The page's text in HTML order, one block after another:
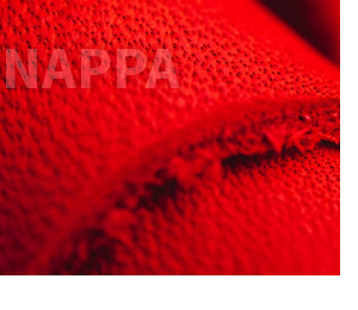
NAPPA